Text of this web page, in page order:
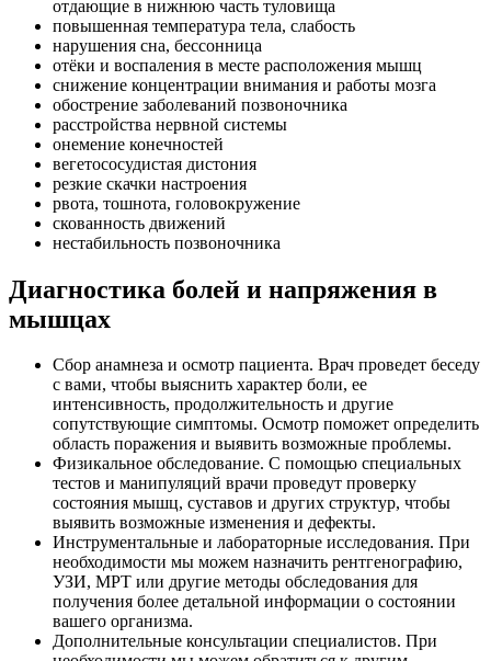
отдающие в нижнюю часть туловища
повышенная температура тела, слабость
нарушения сна, бессонница
отёки и воспаления в месте расположения мышц
снижение концентрации внимания и работы мозга
обострение заболеваний позвоночника
расстройства нервной системы
онемение конечностей
вегетососудистая дистония
резкие скачки настроения
рвота, тошнота, головокружение
скованность движений
нестабильность позвоночника
Диагностика болей и напряжения в
мышцах
Сбор анамнеза и осмотр пациента. Врач проведет беседу
с вами, чтобы выяснить характер боли, ее
интенсивность, продолжительность и другие
сопутствующие симптомы. Осмотр поможет определить
область поражения и выявить возможные проблемы.
Физикальное обследование. С помощью специальных
тестов и манипуляций врачи проведут проверку
состояния мышц, суставов и других структур, чтобы
выявить возможные изменения и дефекты.
Инструментальные и лабораторные исследования. При
необходимости мы можем назначить рентгенографию,
УЗИ, МРТ или другие методы обследования для
получения более детальной информации о состоянии
вашего организма.
Дополнительные консультации специалистов. При